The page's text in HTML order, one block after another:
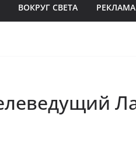
ВОКРУГ СВЕТА РЕКЛАМА